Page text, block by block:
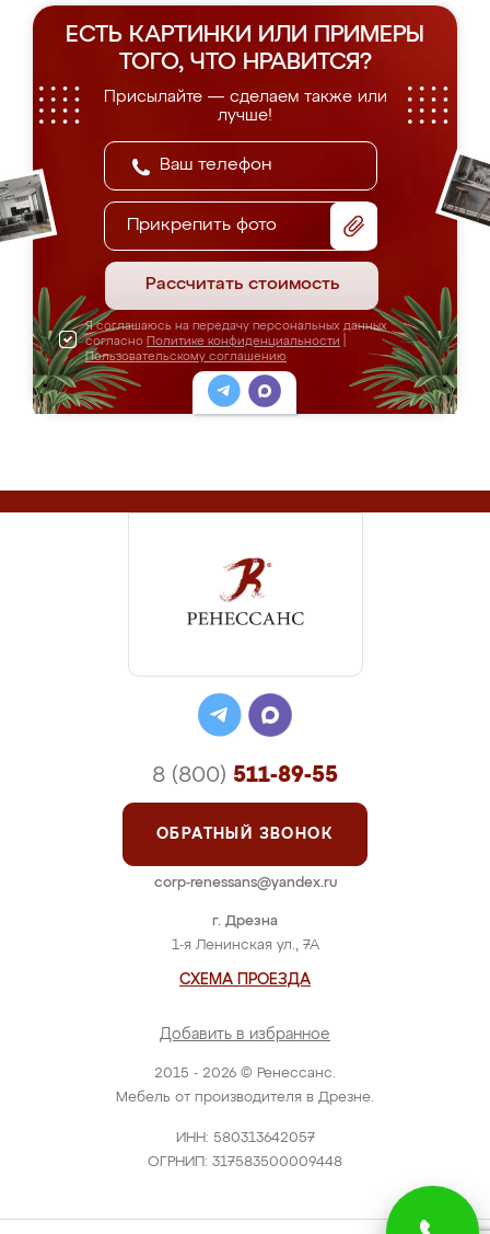
ЕСТЬ КАРТИНКИ ИЛИ ПРИМЕРЫ
ТОГО, ЧТО НРАВИТСЯ?
Присылайте — сделаем также или
лучше!
Прикрепить фото
Рассчитать стоимость
Я соглашаюсь на передачу персональных данных
согласно Политике конфиденциальности
Пользовательскому соглашению
2015 - 2026 © Ренессанс.
Мебель от производителя в Дрезне.
ИНН: 580313642057
ОГРНИП: 317583500009448
г. Дрезна
1-я Ленинская ул., 7А
СХЕМА ПРОЕЗДА
Добавить в избранное
8 (800) 511-89-55
ОБРАТНЫЙ ЗВОНОК
corp-renessans@yandex.ru